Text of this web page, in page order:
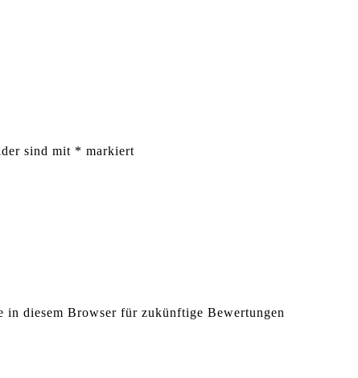
sind mit * markiert
in diesem Browser für zukünftige Bewertungen